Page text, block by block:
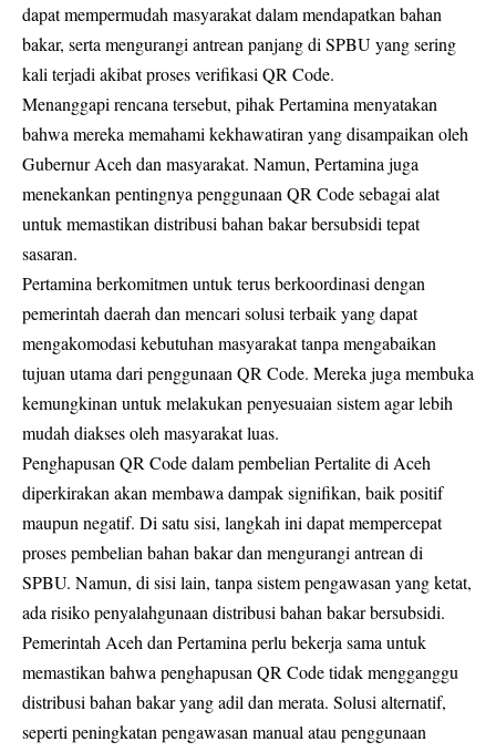
dapat mempermudah masyarakat dalam mendapatkan bahan
bakar, serta mengurangi antrean panjang di SPBU yang sering
kali terjadi akibat proses verifikasi QR Code.
Menanggapi rencana tersebut, pihak Pertamina menyatakan
bahwa mereka memahami kekhawatiran yang disampaikan oleh
Gubernur Aceh dan masyarakat. Namun, Pertamina juga
menekankan pentingnya penggunaan QR Code sebagai alat
untuk memastikan distribusi bahan bakar bersubsidi tepat
sasaran.
Pertamina berkomitmen untuk terus berkoordinasi dengan
pemerintah daerah dan mencari solusi terbaik yang dapat
mengakomodasi kebutuhan masyarakat tanpa mengabaikan
tujuan utama dari penggunaan QR Code. Mereka juga membuka
kemungkinan untuk melakukan penyesuaian sistem agar lebih
mudah diakses oleh masyarakat luas.
Penghapusan QR Code dalam pembelian Pertalite di Aceh
diperkirakan akan membawa dampak signifikan, baik positif
maupun negatif. Di satu sisi, langkah ini dapat mempercepat
proses pembelian bahan bakar dan mengurangi antrean di
SPBU. Namun, di sisi lain, tanpa sistem pengawasan yang ketat,
ada risiko penyalahgunaan distribusi bahan bakar bersubsidi.
Pemerintah Aceh dan Pertamina perlu bekerja sama untuk
memastikan bahwa penghapusan QR Code tidak mengganggu
distribusi bahan bakar yang adil dan merata. Solusi alternatif,
seperti peningkatan pengawasan manual atau penggunaan